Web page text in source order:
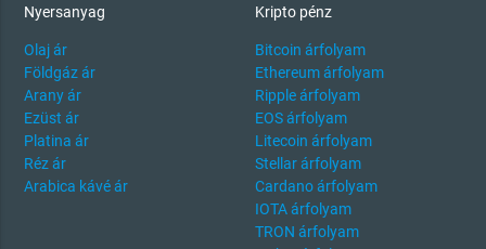
Nyersanyag
Olaj ár
Földgáz ár
Arany ár
Ezüst ár
Platina ár
Réz ár
Arabica kávé ár
Kripto pénz
Bitcoin árfolyam
Ethereum árfolyam
Ripple árfolyam
EOS árfolyam
Litecoin árfolyam
Stellar árfolyam
Cardano árfolyam
IOTA árfolyam
TRON árfolyam